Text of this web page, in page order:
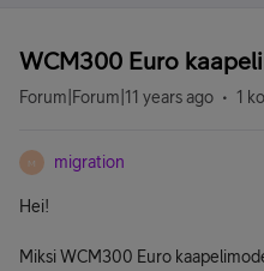
WCM300 Euro
Forum|Forum|11 years ago 1
M migration
Hei!
Miksi WCM300 Euro